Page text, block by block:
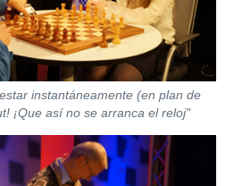
instantáneamente (en plan de
¡Que así no se arranca el reloj"